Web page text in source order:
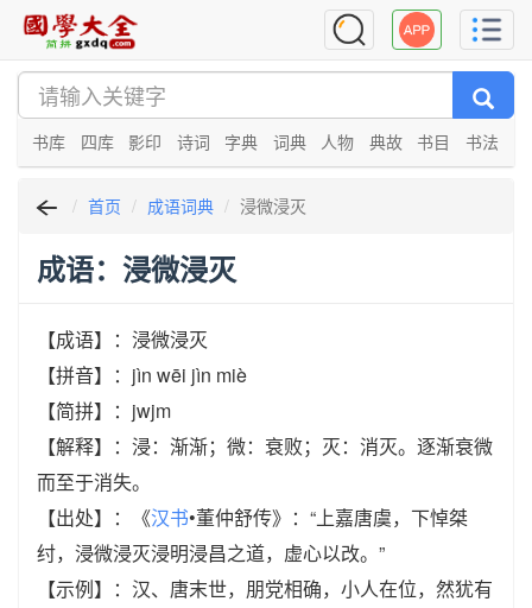
书库 四库 影印 诗词 字典 词典 人物 典故 书目 书法
首页 成语词典 浸微浸灭
成语：浸微浸灭
【成语】：浸微浸灭
【拼音】：jìn wēi jìn miè
【简拼】：jwjm
【解释】：浸：渐渐；微：衰败；灭：消灭。逐渐衰微
而至于消失。
【出处】：《汉书•董仲舒传》：“上嘉唐虞，下悼桀
纣，浸微浸灭浸明浸昌之道，虚心以改。”
【示例】：汉、唐末世，朋党相确，小人在位，然犹有